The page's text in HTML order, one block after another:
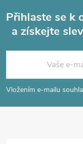
p
a
Přihlaste se k
a získejte
Vložením e-mailu